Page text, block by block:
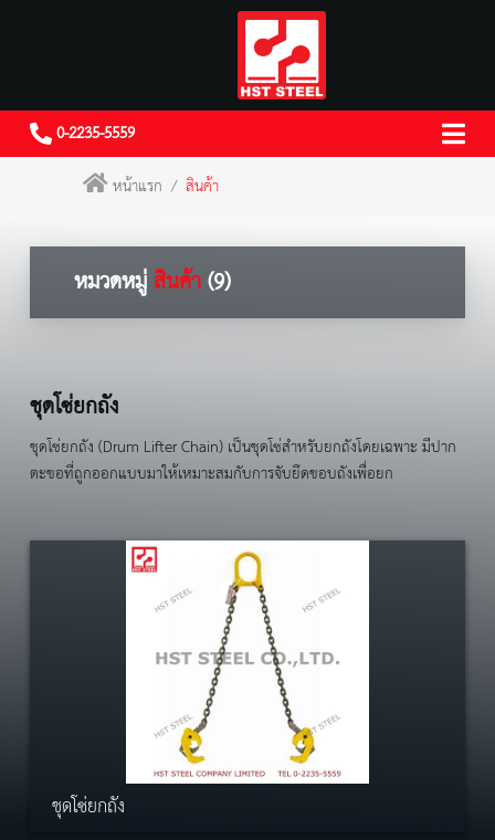
0-2235-5559
หน้าแรก
สินค้า
หมวดหมู่สินค้า(9)
ชุดโซ่ยกถัง
ชุดโซ่ยกถัง (Drum Lifter Chain) เป็นชุดโซ่สำหรับยกถังโดยเฉพาะ มีปาก
ตะขอที่ถูกออกแบบมาให้เหมาะสมกับการจับยึดขอบถังเพื่อยก
ชุดโซ่ยกถัง